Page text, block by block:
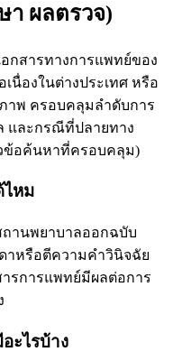
า ผลตรวจ)
กสารทางการแพทย์ของ
นื่องในต่างประเทศ หรือ
าพ ครอบคลุมลำดับการ
และกรณีที่ปลายทาง
ข้อค้นหาที่ครอบคลุม)
ไหม
ถานพยาบาลออกฉบับ
าหรือตีความคำวินิจฉัย
ารการแพทย์มีผลต่อการ
ะไรบ้าง